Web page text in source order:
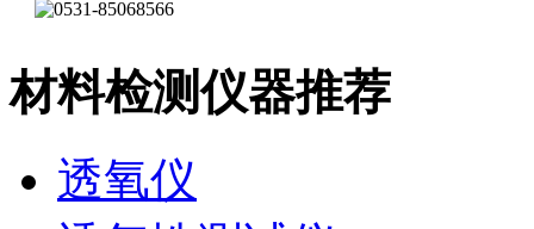
材料检测仪器推荐
透氧仪